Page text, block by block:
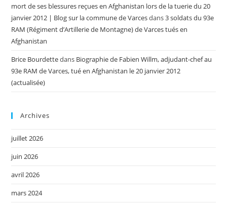
mort de ses blessures reçues en Afghanistan lors de la tuerie du 20
janvier 2012 | Blog sur la commune de Varcesdans3 soldats du 93e
RAM (Régiment d’Artillerie de Montagne) de Varces tués en
Afghanistan
Brice Bourdettedans Biographie de Fabien Willm, adjudant-chef au
93e RAM de Varces, tué en Afghanistan le 20 janvier 2012
(actualisée)
Archives
juillet 2026
juin 2026
avril 2026
mars 2024